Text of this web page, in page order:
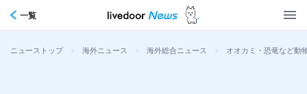
一覧
ニューストップ > 海外ニュース > 海外総合ニュース > オオカミ・恐竜など動